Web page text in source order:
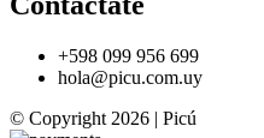
+598 099 956 699
hola@picu.com.uy
© Copyright 2026 | Picú